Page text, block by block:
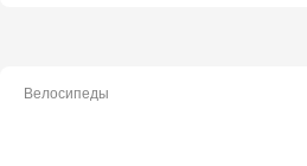
Велосипеды